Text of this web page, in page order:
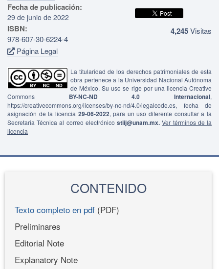
Fecha de publicación:
29 de junio de 2022
ISBN:
978-607-30-6224-4
Página Legal
4,245Visitas
La titularidad de los derechos patrimoniales de esta
obra pertenece a la Universidad Nacional Autónoma
de México. Su uso se rige por una licencia Creative
Commons BY-NC-ND 4.0 Internacional,
https://creativecommons.org/licenses/by-nc-nd/4.0/legalcode.es, fecha de
asignación de la licencia 29-06-2022, para un uso diferente consultar a la
Secretaria Técnica al correo electrónicostiij@unam.mx. Ver términos de la
licencia
CONTENIDO
Texto completo en pdf (PDF)
Preliminares
Editorial Note
Explanatory Note